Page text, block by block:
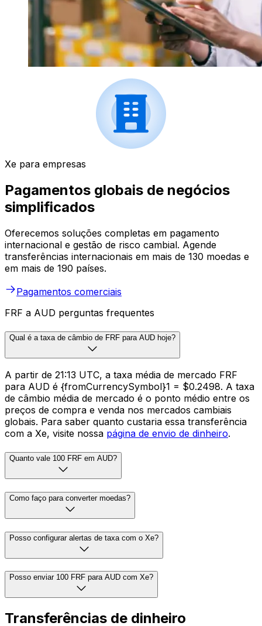
Xe para empresas
Pagamentos globais de negócios
simplificados
Oferecemos soluções completas em pagamento
internacional e gestão de risco cambial. Agende
transferências internacionais em mais de 130 moedas e
em mais de 190 países.
Pagamentos comerciais
FRF a AUD perguntas frequentes
Qual é a taxa de câmbio de FRF para AUD hoje?
A partir de 21:13 UTC, a taxa média de mercado FRF
para AUD é {fromCurrencySymbol}1 = $0.2498. A taxa
de câmbio média de mercado é o ponto médio entre os
preços de compra e venda nos mercados cambiais
globais. Para saber quanto custaria essa transferência
com a Xe, visite nossa página de envio de dinheiro.
Quanto vale 100 FRF em AUD?
Como faço para converter moedas?
Posso configurar alertas de taxa com o Xe?
Posso enviar 100 FRF para AUD com Xe?
Transferências de dinheiro